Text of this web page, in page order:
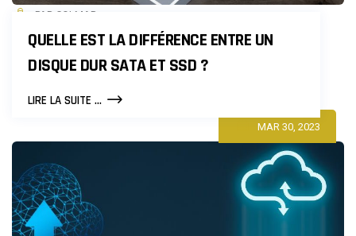
PAR COLMAR
QUELLE EST LA DIFFÉRENCE ENTRE UN
DISQUE DUR SATA ET SSD ?
LIRE LA SUITE ...QUELLE
DIFFÉRENCE
SATA
MAR 30, 2023